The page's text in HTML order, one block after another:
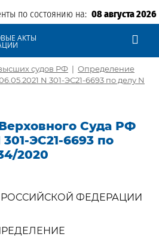
по состоянию на: 08 августа 2026
АКТЫ
судов РФ | Определение
N 301-ЭС21-6693 по делу N
Суда РФ
301-ЭС21-6693 по
2020
ФЕДЕРАЦИИ